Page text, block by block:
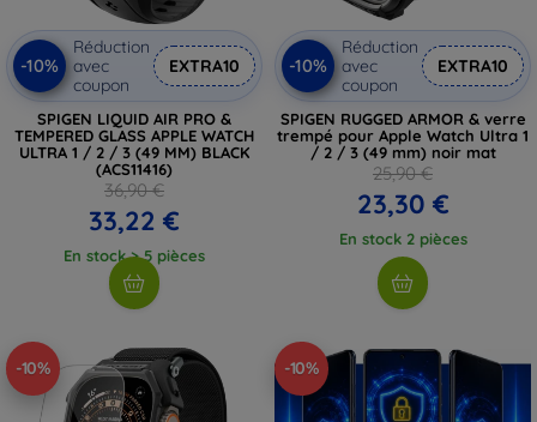
-10%
Réduction
avec
coupon
EXTRA10
SPIGEN LIQUID AIR PRO &
TEMPERED GLASS APPLE WATCH
ULTRA 1 / 2 / 3 (49 MM) BLACK
(ACS11416)
36,90 €
33,22 €
En stock > 5 pièces
-10%
Réduction
avec
coupon
EXTRA10
SPIGEN RUGGED ARMOR & verre
trempé pour Apple Watch Ultra 1
/ 2 / 3 (49 mm) noir mat
25,90 €
23,30 €
En stock 2 pièces
-10% -10%